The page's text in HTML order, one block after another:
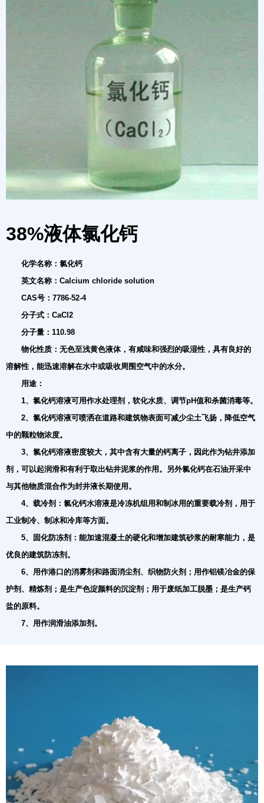
38%液体氯化钙
化学名称：氯化钙
英文名称：Calcium chloride solution
CAS号：7786-52-4
分子式：CaCl2
分子量：110.98
物化性质：无色至浅黄色液体，有咸味和强烈的吸湿性，具有良好的
溶解性，能迅速溶解在水中或吸收周围空气中的水分。
用途：
1、氯化钙溶液可用作水处理剂，软化水质、调节pH值和杀菌消毒等。
2、氯化钙溶液可喷洒在道路和建筑物表面可减少尘土飞扬，降低空气
中的颗粒物浓度。
3、氯化钙溶液密度较大，其中含有大量的钙离子，因此作为钻井添加
剂，可以起润滑和有利于取出钻井泥浆的作用。另外氯化钙在石油开采中
与其他物质混合作为封井液长期使用。
4、载冷剂：氯化钙水溶液是冷冻机组用和制冰用的重要载冷剂，用于
工业制冷、制冰和冷库等方面。
5、固化防冻剂：能加速混凝土的硬化和增加建筑砂浆的耐寒能力，是
优良的建筑防冻剂。
6、用作港口的消雾剂和路面消尘剂、织物防火剂；用作铝镁冶金的保
护剂、精炼剂；是生产色淀颜料的沉淀剂；用于废纸加工脱墨；是生产钙
盐的原料。
7、用作润滑油添加剂。